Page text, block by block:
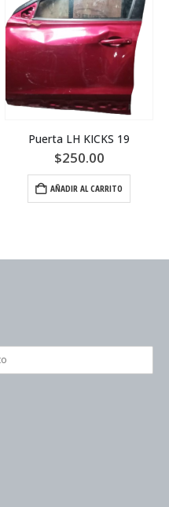
Puerta LH KICKS 19
$250.00
AÑADIR AL CARRITO